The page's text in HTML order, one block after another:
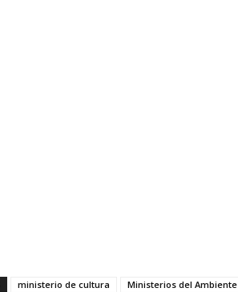
ministerio de cultura Ministerios del Ambiente